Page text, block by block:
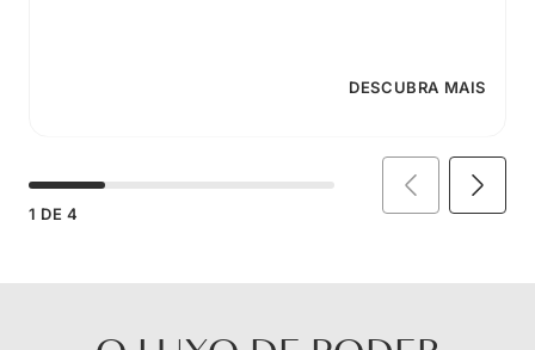
DESCUBRA MAIS
1 DE 4